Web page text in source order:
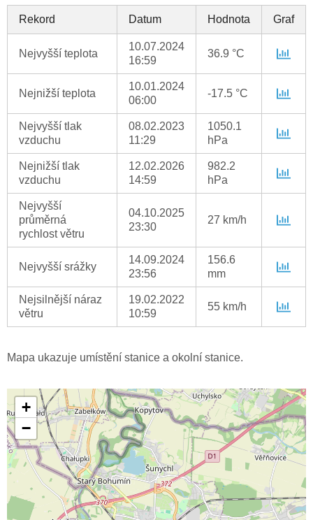
Rekord Datum Hodnota Graf
Nejvyšší teplota
10.07.2024
16:59
36.9 °C
Nejnižší teplota
10.01.2024
06:00
-17.5 °C
Nejvyšší tlak
vzduchu
08.02.2023
11:29
1050.1
hPa
Nejnižší tlak
vzduchu
12.02.2026
14:59
982.2
hPa
Nejvyšší
průměrná
rychlost větru
04.10.2025
23:30
27 km/h
Nejvyšší srážky
14.09.2024
23:56
156.6
mm
Nejsilnější náraz
větru
19.02.2022
10:59
55 km/h
Mapa ukazuje umístění stanice a okolní stanice.
+
−